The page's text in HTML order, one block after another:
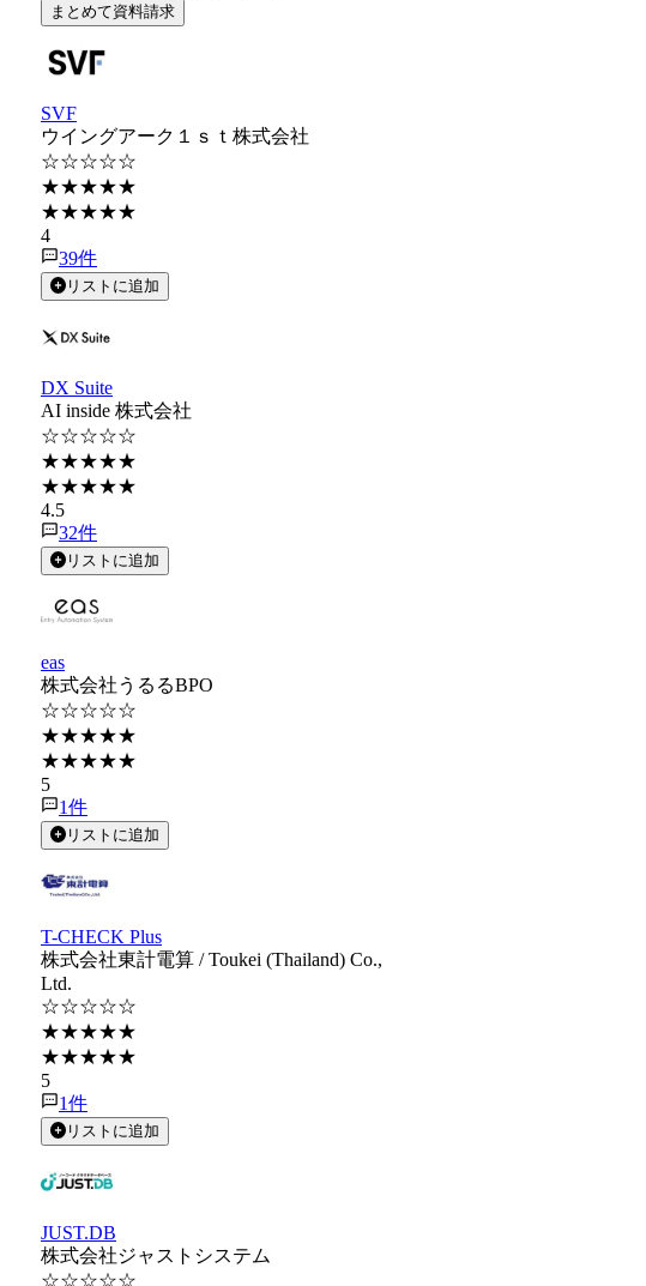
まとめて資料請求
SVF
ウイングアーク１ｓｔ株式会社
☆☆☆☆☆
★★★★★
★★★★★
4
39件
リストに追加
DX Suite
AI inside 株式会社
☆☆☆☆☆
★★★★★
★★★★★
4.5
32件
リストに追加
eas
株式会社うるるBPO
☆☆☆☆☆
★★★★★
★★★★★
5
1件
リストに追加
T-CHECK Plus
株式会社東計電算 / Toukei (Thailand) Co.,
Ltd.
☆☆☆☆☆
★★★★★
★★★★★
5
1件
リストに追加
JUST.DB
株式会社ジャストシステム
☆☆☆☆☆